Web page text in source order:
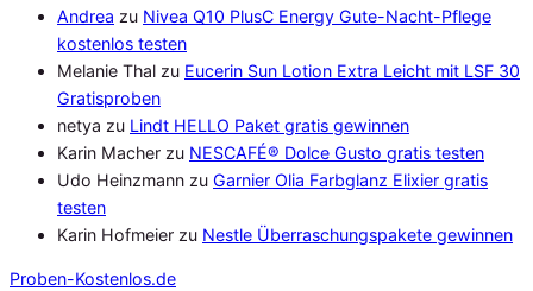
Andrea zu Nivea Q10 PlusC Energy Gute-Nacht-Pflege
kostenlos testen
Melanie Thal zu Eucerin Sun Lotion Extra Leicht mit LSF 30
Gratisproben
netya zu Lindt HELLO Paket gratis gewinnen
Karin Macher zu NESCAFÉ® Dolce Gusto gratis testen
Udo Heinzmann zu Garnier Olia Farbglanz Elixier gratis
testen
Karin Hofmeier zu Nestle Überraschungspakete gewinnen
Proben-Kostenlos.de